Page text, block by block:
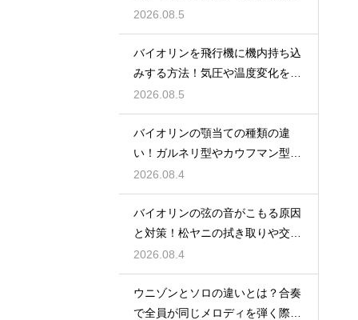
越える心構え
2026.08.5
バイオリンを飛行機に機内持ち込
みする方法！気圧や温度変化を防
ぐ保管の注意
2026.08.5
バイオリンの顎当ての種類の違
い！ガルネリ型やカウフマン型か
ら自分に合う形を
2026.08.4
バイオリンの弦の音がこもる原因
と対策！松ヤニの拭き取りや交換
時期を見直す
2026.08.4
ウニゾンとソロの違いとは？合奏
で全員が同じメロディを弾く際の